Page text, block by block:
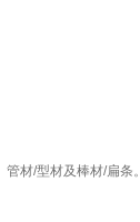
材/型材及棒材/扁条。